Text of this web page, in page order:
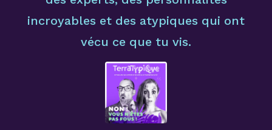
incroyables et des atypiques qui ont
vécu ce que tu vis.